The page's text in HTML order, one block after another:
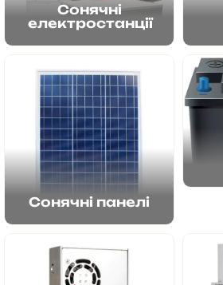
Сонячні
електростанції
Сонячні панелі